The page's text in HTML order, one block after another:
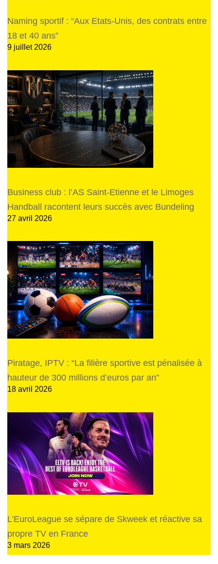
Naming sportif : “Aux Etats-Unis, des contrats entre
18 et 40 ans”
9 juillet 2026
Business club : l’AS Saint-Etienne et le Limoges
Handball racontent leurs succès avec Bundeling
27 avril 2026
Piratage, IPTV : “La filière sportive est pénalisée à
hauteur de 300 millions d’euros par an”
18 avril 2026
L’EuroLeague se sépare de Skweek et réactive sa
propre TV en France
3 mars 2026